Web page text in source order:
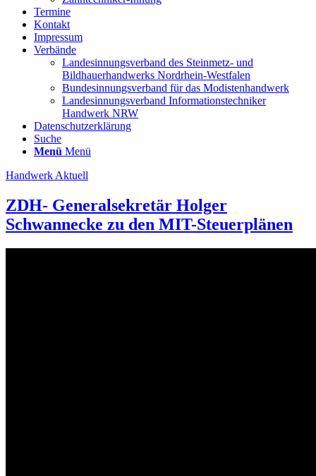
Termine
Kontakt
Impressum
Verbände
Landesinnungsverband des Steinmetz- und
Bildhauerhandwerks Nordrhein-Westfalen
Bundesinnungsverband für das Modistenhandwerk
Landesinnungsverband Informationstechniker
Handwerk NRW
Datenschutzerklärung
Suche
Menü Menü
Handwerk Aktuell
ZDH- Generalsekretär Holger
Schwannecke zu den MIT-Steuerplänen